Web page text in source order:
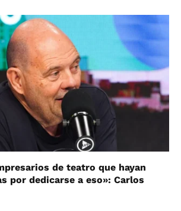
de teatro que hayan
por dedicarse a eso»: Carlos